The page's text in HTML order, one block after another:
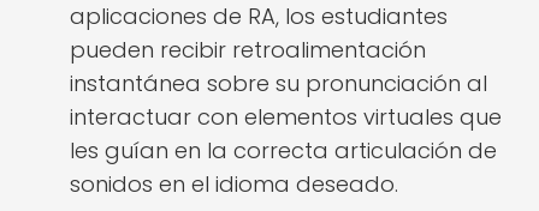
aplicaciones de RA, los estudiantes
pueden recibir retroalimentación
instantánea sobre su pronunciación al
interactuar con elementos virtuales que
les guían en la correcta articulación de
sonidos en el idioma deseado.